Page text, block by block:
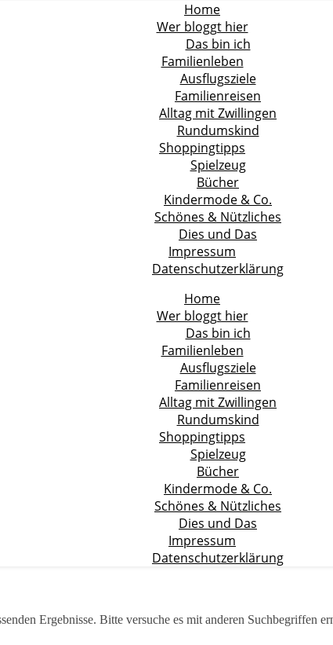
Home
Wer bloggt hier
Das bin ich
Familienleben
Ausflugsziele
Familienreisen
Alltag mit Zwillingen
Rundumskind
Shoppingtipps
Spielzeug
Bücher
Kindermode & Co.
Schönes & Nützliches
Dies und Das
Impressum
Datenschutzerklärung
Home
Wer bloggt hier
Das bin ich
Familienleben
Ausflugsziele
Familienreisen
Alltag mit Zwillingen
Rundumskind
Shoppingtipps
Spielzeug
Bücher
Kindermode & Co.
Schönes & Nützliches
Dies und Das
Impressum
Datenschutzerklärung
Ergebnisse. Bitte versuche es mit anderen Suchbegriffen